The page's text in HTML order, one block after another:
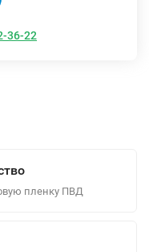
36-22
пленку ПВД